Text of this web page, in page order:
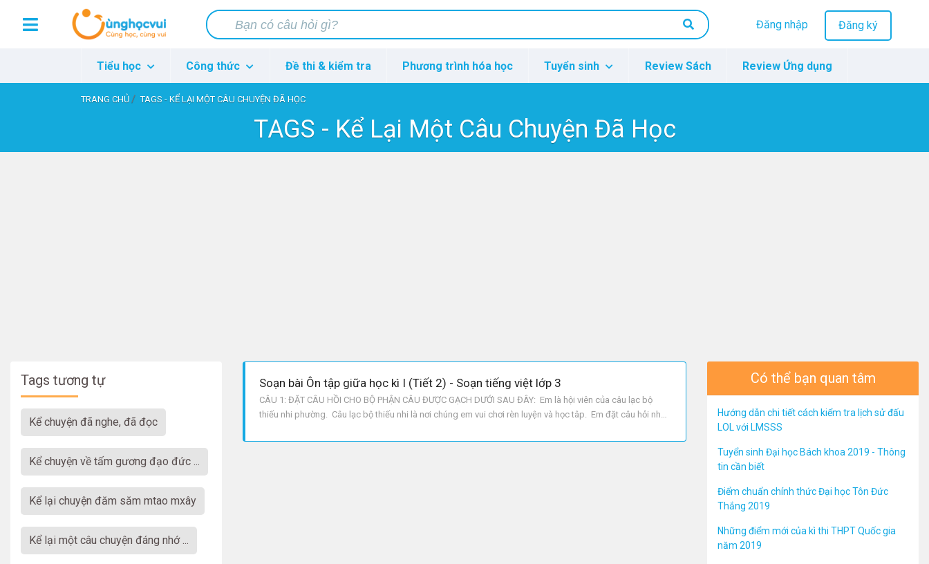
Đăng nhập Đăng ký
Tiểu học Công thức Đề thi & kiểm tra Phương trình hóa học Tuyển sinh Review Sách Review Ứng dụng
TRANG CHỦ TAGS - KỂ LẠI MỘT CÂU CHUYỆN ĐÃ HỌC
TAGS - Kể Lại Một Câu Chuyện Đã Học
Tags tương tự
Kể chuyện đã nghe, đã đọc
Kể chuyện về tấm gương đạo đức ...
kể lại chuyện đăm săm mtao mxây
kể lại một câu chuyện đáng nhớ ...
Soạn bài Ôn tập giữa học kì I (Tiết 2) - Soạn tiếng việt lớp 3
CÂU 1: ĐẶT CÂU HỒI CHO BỘ PHẬN CÂU ĐƯỢC GẠCH DƯỚI SAU ĐÂY: Em là hội viên của câu lạc bộ
thiếu nhi phường. Câu lạc bộ thiếu nhi là nơi chúng em vui chơi rèn luyện và học tâp. Em đặt câu hỏi như
Có thể bạn quan tâm
Hướng dẫn chi tiết cách kiểm tra lịch sử đấu
LOL với LMSSS
Tuyển sinh Đại học Bách khoa 2019 - Thông
tin cần biết
Điểm chuẩn chính thức Đại học Tôn Đức
Thắng 2019
Những điểm mới của kì thi THPT Quốc gia
năm 2019